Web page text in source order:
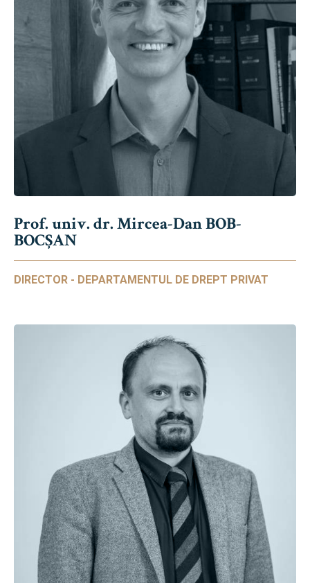
Prof. univ. dr. Mircea-Dan BOB-
BOCȘAN
DIRECTOR - DEPARTAMENTUL DE DREPT PRIVAT